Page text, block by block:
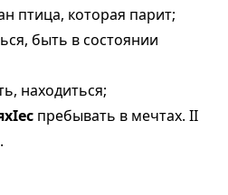
птица, которая парит;
быть в состоянии
находиться;
пребывать в мечтах. II